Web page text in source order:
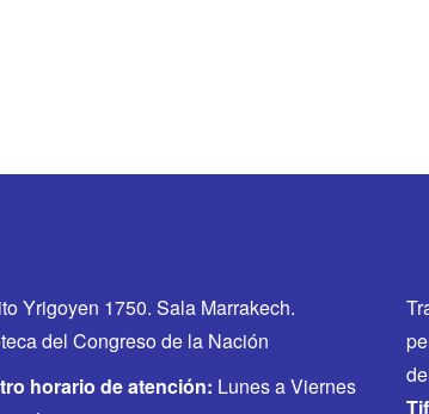
Yrigoyen 1750. Sala Marrakech.
del Congreso de la Nación
horario de atención: Lunes a Viernes